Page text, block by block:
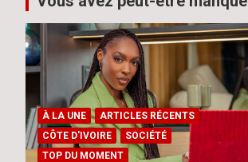
À LA UNE
ARTICLES RÉCENTS
CÔTE D'IVOIRE
SOCIÉTÉ
TOP DU MOMENT